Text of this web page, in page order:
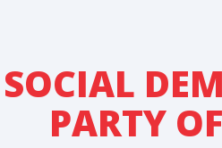
SOCIAL
PARTY